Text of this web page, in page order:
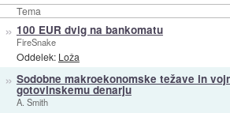
Tema
» 100 EUR dvig na bankomatu
FireSnake
Oddelek: Loža
» Sodobne makroekonomske težave in
gotovinskemu denarju
A. Smith